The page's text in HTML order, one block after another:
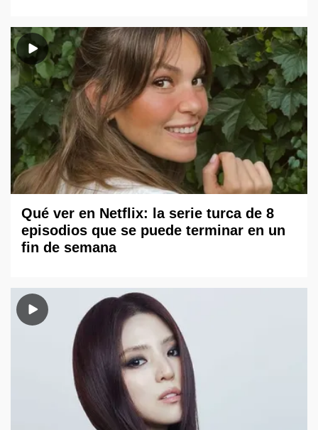
Qué ver en Netflix: la serie turca de 8
episodios que se puede terminar en un
fin de semana